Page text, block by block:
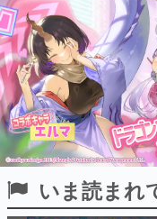
ピックア
いま読まれ